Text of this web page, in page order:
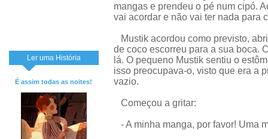
Ler uma História
É assim todas as noites!
mangas e prendeu o pé num cipó.
vai acordar e não vai ter nada para
Mustik acordou como previsto,
de coco escorreu para a sua boca.
lá. O pequeno Mustik sentiu o
isso preocupava-o, visto que era a
vazio.
Começou a gritar:
- A minha manga, por favor! Uma